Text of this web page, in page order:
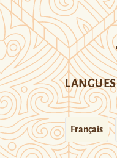
LANGUES
Français